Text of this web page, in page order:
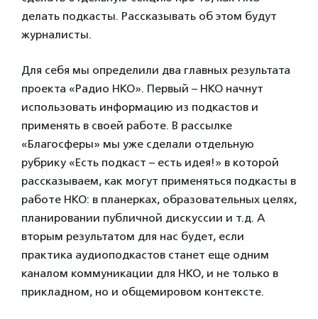
делать подкасты. Рассказывать об этом будут
журналисты.
Для себя мы определили два главных результата
проекта «Радио НКО». Первый – НКО начнут
использовать информацию из подкастов и
применять в своей работе. В рассылке
«Благосферы» мы уже сделали отдельную
рубрику «Есть подкаст – есть идея!» в которой
рассказываем, как могут применяться подкасты в
работе НКО: в планерках, образовательных целях,
планировании публичной дискуссии и т.д. А
вторым результатом для нас будет, если
практика аудиоподкастов станет еще одним
каналом коммуникации для НКО, и не только в
прикладном, но и общемировом контексте.